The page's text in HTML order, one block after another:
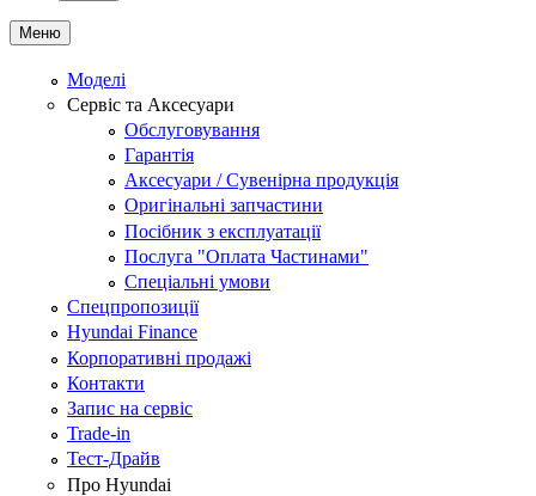
Меню
Моделі
Сервіс та Аксесуари
Обслуговування
Гарантія
Аксесуари / Сувенірна продукція
Оригінальні запчастини
Посібник з експлуатації
Послуга "Оплата Частинами"
Спеціальні умови
Спецпропозиції
Hyundai Finance
Корпоративні продажі
Контакти
Запис на сервіс
Trade-in
Тест-Драйв
Про Hyundai